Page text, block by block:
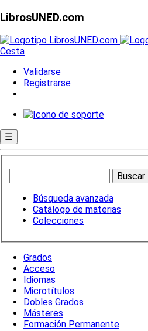
LibrosUNED.com
Cesta
Validarse
Registrarse
☰
Búsqueda avanzada
Catálogo de materias
Colecciones
Grados
Acceso
Idiomas
Microtítulos
Dobles Grados
Másteres
Formación Permanente